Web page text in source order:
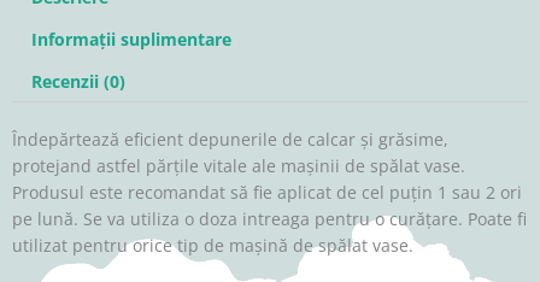
Informații suplimentare
Recenzii (0)
Îndepărtează eficient depunerile de calcar și grăsime,
protejand astfel părțile vitale ale mașinii de spălat vase.
Produsul este recomandat să fie aplicat de cel puțin 1 sau 2 ori
pe lună. Se va utiliza o doza intreaga pentru o curățare. Poate fi
utilizat pentru orice tip de mașină de spălat vase.